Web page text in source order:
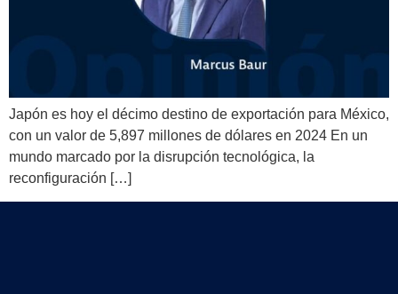
Japón es hoy el décimo destino de exportación para México,
con un valor de 5,897 millones de dólares en 2024 En un
mundo marcado por la disrupción tecnológica, la
reconfiguración […]